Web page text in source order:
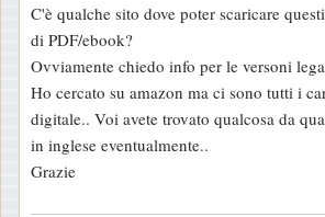
s
s
a
g
g
o
C'è qualche sito dove poter scaricare
di PDF/ebook?
Ovviamente chiedo info per le versoni
Ho cercato su amazon ma ci sono tutti i
digitale.. Voi avete trovato qualcosa da
in inglese eventualmente..
Grazie